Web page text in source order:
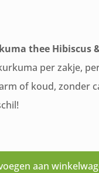
thee Hibiscus
per zakje,
of koud, zonder
aan